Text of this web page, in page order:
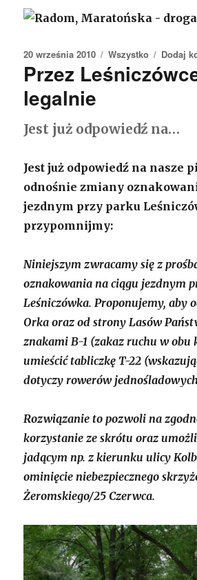
Opublikowano
20 września 2010 Kategorie
Wszystko Dodaj
Przez
legalnie
Jest już odpowiedź na…
Jest już odpowiedź na nasze
odnośnie zmiany
jezdnym przy parku
przypomnijmy:
Niniejszym zwracamy się z
oznakowania na ciągu jezdnym
Leśniczówka. Proponujemy, aby
Orka oraz od strony Lasów
znakami B-1 (zakaz ruchu w obu
umieścić tabliczkę T-22
dotyczy rowerów
Rozwiązanie to pozwoli na
korzystanie ze skrótu oraz
jadącym np. z kierunku ulicy
ominięcie niebezpiecznego
Żeromskiego/25 Czerwca.